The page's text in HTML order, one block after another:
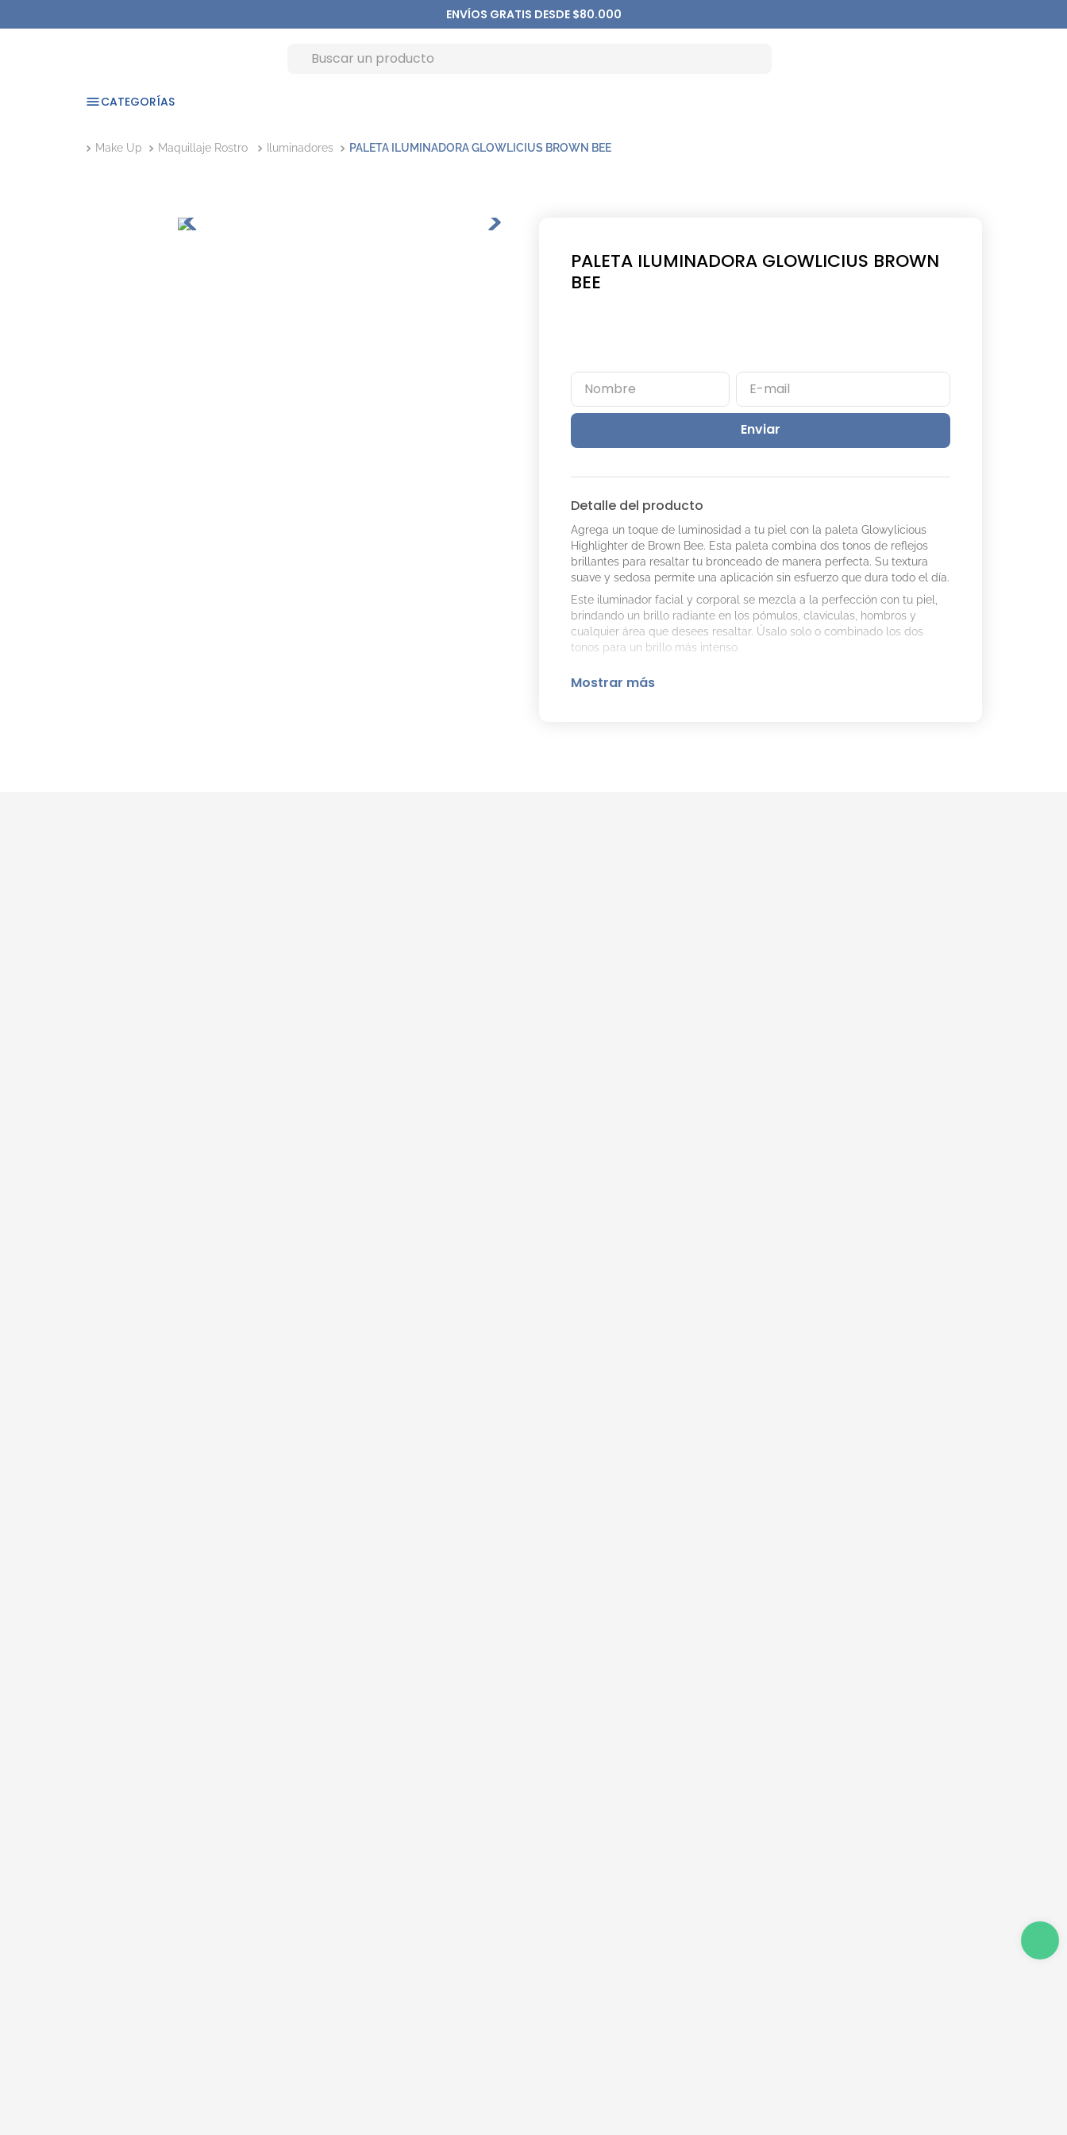
ENVÍOS GRATIS DESDE $80.000
CATEGORÍAS
Make Up Maquillaje Rostro Iluminadores PALETA ILUMINADORA GLOWLICIUS BROWN BEE
PALETA ILUMINADORA GLOWLICIUS BROWN
BEE
Enviar
Detalle del producto
Agrega un toque de luminosidad a tu piel con la paleta Glowylicious
Highlighter de Brown Bee. Esta paleta combina dos tonos de reflejos
brillantes para resaltar tu bronceado de manera perfecta. Su textura
suave y sedosa permite una aplicación sin esfuerzo que dura todo el día.
Este iluminador facial y corporal se mezcla a la perfección con tu piel,
brindando un brillo radiante en los pómulos, clavículas, hombros y
cualquier área que desees resaltar. Úsalo solo o combinado los dos
tonos para un brillo más intenso.
Mostrar más